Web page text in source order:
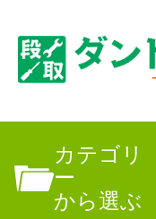
カテゴリ
ー
から選ぶ